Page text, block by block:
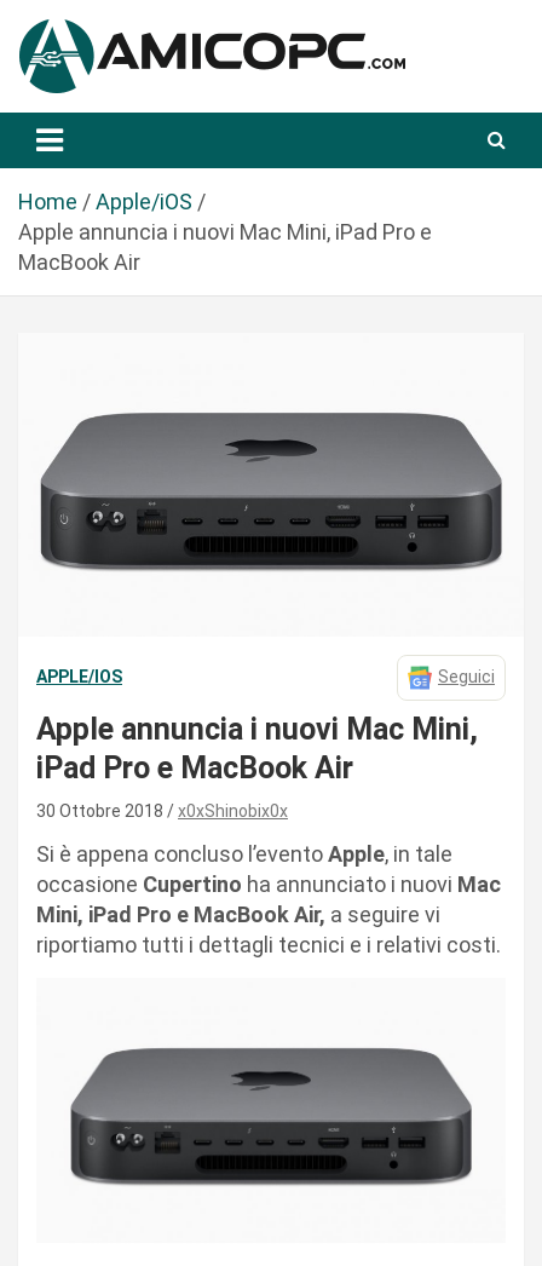
a
Amicopc.com
Home
Apple/iOS
Apple annuncia i nuovi Mac Mini, iPad Pro e
MacBook Air
APPLE/IOS Seguici
Apple annuncia i nuovi Mac Mini,
iPad Pro e MacBook Air
30 Ottobre 2018 x0xShinobix0x
Si è appena concluso l’eventoApple, in tale
occasione Cupertino ha annunciato i nuovi Mac
Mini, iPad Pro e MacBook Air, a seguire vi
riportiamo tutti i dettagli tecnici e i relativi costi.